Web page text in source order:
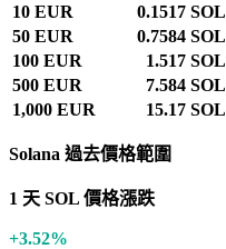
10 EUR
0.1517 SOL
50 EUR
0.7584 SOL
100 EUR
1.517 SOL
500 EUR
7.584 SOL
1,000 EUR
15.17 SOL
Solana 過去價格範圍
1 天 SOL 價格漲跌
+3.52%